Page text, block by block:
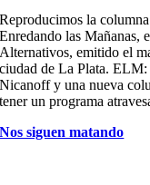
Reproducimos la
Enredando las Mañanas,
Alternativos, emitido el
ciudad de La Plata.
Nicanoff y una nueva
tener un programa
Nos siguen matando